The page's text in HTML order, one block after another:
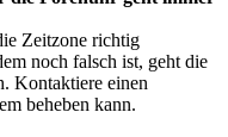
Zeitzone richtig
noch falsch ist, geht die
Kontaktiere einen
beheben kann.